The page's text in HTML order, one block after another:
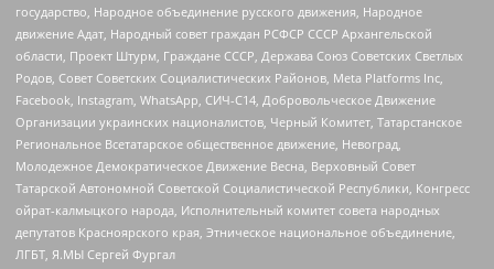
государство, Народное объединение русского движения, Народное
движение Адат, Народный совет граждан РСФСР СССР Архангельской
области, Проект Штурм, Граждане СССР, Держава Союз Советских Светлых
Родов, Совет Советских Социалистических Районов, Meta Platforms Inc,
Facebook, Instagram, WhatsApp, СИЧ-С14, Добровольческое Движение
Организации украинских националистов, Черный Комитет, Татарстанское
Региональное Всетатарское общественное движение, Невоград,
Молодежное Демократическое Движение Весна, Верховный Совет
Татарской Автономной Советской Социалистической Республики, Конгресс
ойрат-калмыцкого народа, Исполнительный комитет совета народных
депутатов Красноярского края, Этническое национальное объединение,
ЛГБТ, Я.МЫ Сергей Фургал